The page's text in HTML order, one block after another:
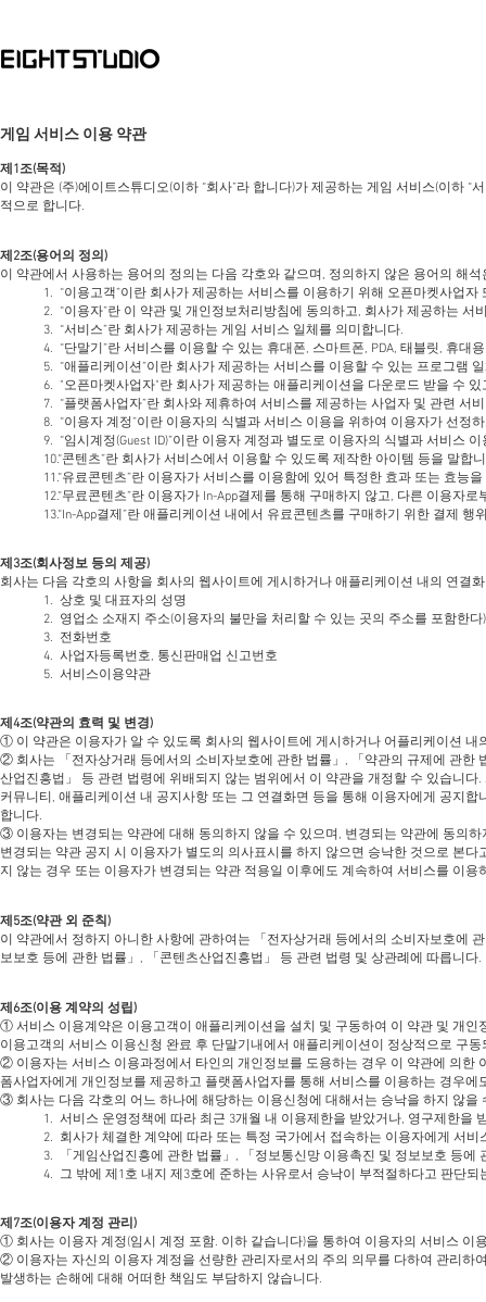
게임 서비스 이용 약관
제1조(목적)
이 약관은 (주)에이트스튜디오(이하 “회사”라 합니다)가 제공하는 게임 서비스(이하
적으로 합니다.
제2조(용어의 정의)
이 약관에서 사용하는 용어의 정의는 다음 각호와 같으며, 정의하지 않은 용어의 해
1. “이용고객”이란 회사가 제공하는 서비스를 이용하기 위해 오픈마켓사업
2. “이용자”란 이 약관 및 개인정보처리방침에 동의하고, 회사가 제공하는 서
3. “서비스”란 회사가 제공하는 게임 서비스 일체를 의미합니다.
4. “단말기”란 서비스를 이용할 수 있는 휴대폰, 스마트폰, PDA, 태블릿, 휴대
5. “애플리케이션”이란 회사가 제공하는 서비스를 이용할 수 있는 프로그램
6. "오픈마켓사업자"란 회사가 제공하는 애플리케이션을 다운로드 받을 수
7. “플랫폼사업자”란 회사와 제휴하여 서비스를 제공하는 사업자 및 관련 서
8. “이용자 계정”이란 이용자의 식별과 서비스 이용을 위하여 이용자가 선
9. “임시계정(Guest ID)”이란 이용자 계정과 별도로 이용자의 식별과 서비스
10.“콘텐츠”란 회사가 서비스에서 이용할 수 있도록 제작한 아이템 등을 말합
11.“유료콘텐츠”란 이용자가 서비스를 이용함에 있어 특정한 효과 또는 효능
12.“무료콘텐츠”란 이용자가 In-App결제를 통해 구매하지 않고, 다른 이용자
13.“In-App결제”란 애플리케이션 내에서 유료콘텐츠를 구매하기 위한 결제 행
제3조(회사정보 등의 제공)
회사는 다음 각호의 사항을 회사의 웹사이트에 게시하거나 애플리케이션 내의 연결
1. 상호 및 대표자의 성명
2. 영업소 소재지 주소(이용자의 불만을 처리할 수 있는 곳의 주소를 포함한
3. 전화번호
4. 사업자등록번호, 통신판매업 신고번호
5. 서비스이용약관
제4조(약관의 효력 및 변경)
① 이 약관은 이용자가 알 수 있도록 회사의 웹사이트에 게시하거나 어플리케이션
② 회사는 「전자상거래 등에서의 소비자보호에 관한 법률」, 「약관의 규제에 관한
산업진흥법」 등 관련 법령에 위배되지 않는 범위에서 이 약관을 개정할 수 있습니
커뮤니티, 애플리케이션 내 공지사항 또는 그 연결화면 등을 통해 이용자에게 공지
합니다.
③ 이용자는 변경되는 약관에 대해 동의하지 않을 수 있으며, 변경되는 약관에 동의
변경되는 약관 공지 시 이용자가 별도의 의사표시를 하지 않으면 승낙한 것으로 본
지 않는 경우 또는 이용자가 변경되는 약관 적용일 이후에도 계속하여 서비스를 이
제5조(약관 외 준칙)
이 약관에서 정하지 아니한 사항에 관하여는 「전자상거래 등에서의 소비자보호에
보보호 등에 관한 법률」, 「콘텐츠산업진흥법」 등 관련 법령 및 상관례에 따릅니다.
제6조(이용 계약의 성립)
① 서비스 이용계약은 이용고객이 애플리케이션을 설치 및 구동하여 이 약관 및 개
이용고객의 서비스 이용신청 완료 후 단말기내에서 애플리케이션이 정상적으로 구
② 이용자는 서비스 이용과정에서 타인의 개인정보를 도용하는 경우 이 약관에 의한
폼사업자에게 개인정보를 제공하고 플랫폼사업자를 통해 서비스를 이용하는 경우에
③ 회사는 다음 각호의 어느 하나에 해당하는 이용신청에 대해서는 승낙을 하지 않을
1. 서비스 운영정책에 따라 최근 3개월 내 이용제한을 받았거나, 영구제한을
2. 회사가 체결한 계약에 따라 또는 특정 국가에서 접속하는 이용자에게 서
3. 「게임산업진흥에 관한 법률」, 「정보통신망 이용촉진 및 정보보호 등
4. 그 밖에 제1호 내지 제3호에 준하는 사유로서 승낙이 부적절하다고 판단되
제7조(이용자 계정 관리)
① 회사는 이용자 계정(임시 계정 포함. 이하 같습니다)을 통하여 이용자의 서비스 이
② 이용자는 자신의 이용자 계정을 선량한 관리자로서의 주의 의무를 다하여 관리하
발생하는 손해에 대해 어떠한 책임도 부담하지 않습니다.